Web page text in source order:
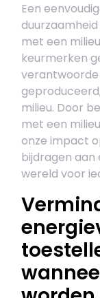
Een
met een
keurmerken
verantwoorde
milieu. Door
met een
onze impact
bijdragen aan
wereld voor